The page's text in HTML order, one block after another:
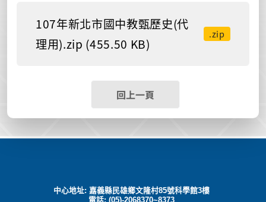
107年新北市國中教甄歷史(代
理用).zip (455.50 KB)
.zip
回上一頁
中心地址: 嘉義縣民雄鄉文隆村85號科學館3樓
電話: (05)-2068370~8373